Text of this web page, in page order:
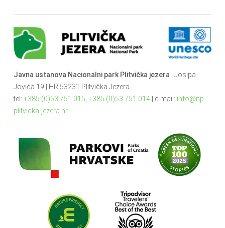
Javna ustanova Nacionalni park Plitvička jezera | Josipa
Jovića 19 | HR 53231 Plitvička Jezera
tel: +385 (0)53 751 015 +385 (0)53 751 014| e-mail: info@np-
plitvicka-jezera.hr